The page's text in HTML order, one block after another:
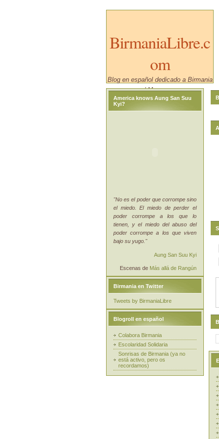
BirmaniaLibre.c
om
Blog en español dedicado a Birmania
/ Myanmar.
America knows Aung San Suu
Kyi?
"No es el poder que corrompe sino
el miedo. El miedo de perder el
poder corrompe a los que lo
tienen, y el miedo del abuso del
poder corrompe a los que viven
bajo su yugo."
Aung San Suu Kyi
Escenas de Más allá de Rangún
Birmania en Twitter
Tweets by BirmaniaLibre
Blogroll en español
Colabora Birmania
Escolaridad Solidaria
Sonrisas de Birmania (ya no
está activo, pero os
recordamos)